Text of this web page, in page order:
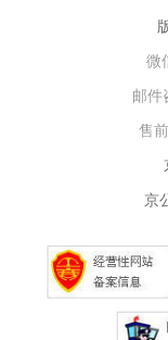
微
邮件
售
京